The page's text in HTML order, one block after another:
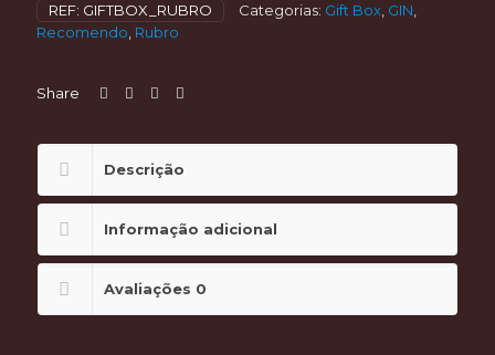
GinT
REF: GIFTBOX_RUBRO Categorias: Gift Box GIN
Recomendo Rubro
Share
Descrição
Informação adicional
Avaliações 0